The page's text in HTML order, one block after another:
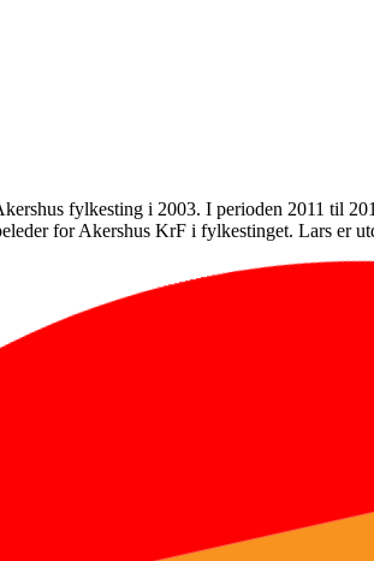
fylkesting i 2003. I perioden 2011 til
for Akershus KrF i fylkestinget. Lars er